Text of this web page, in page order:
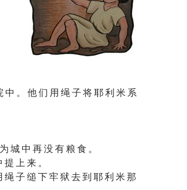
。 他 们 用 绳 子 将 耶 利 米 系
城 中 再 没 有 粮 食 。
上 来 。
子 缒 下 牢 狱 去 到 耶 利 米 那